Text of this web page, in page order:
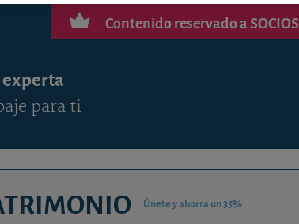
Contenido reservado a SOCIOS
para ti
Únete y ahorra un 35%